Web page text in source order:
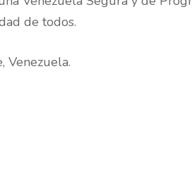
de todos.
Venezuela.